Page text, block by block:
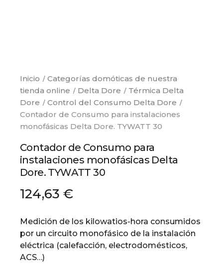
Inicio
Categorías domóticas de nuestra
tienda online
Delta Dore
Térmica Delta
Dore
Control del Consumo Delta Dore
Contador de Consumo para instalaciones
monofásicas Delta Dore. TYWATT 30
Contador de Consumo para
instalaciones monofásicas Delta
Dore. TYWATT 30
124,63 €
Medición de los kilowatios-hora consumidos
por un circuito monofásico de la instalación
eléctrica (calefacción, electrodomésticos,
ACS…)